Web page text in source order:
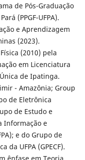
de Pós-Graduação
(PPGF-UFPA).
e Aprendizagem
(2023).
(2010) pela
em Licenciatura
de Ipatinga.
- Amazônia; Group
de Eletrônica
de Estudo e
Informação e
e do Grupo de
da UFPA (GPECF).